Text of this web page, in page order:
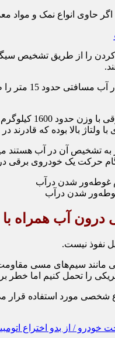
حاوی انواع نمک و مواد
کردن را از طریق تشخیص
جریان‏‌های
برای به حرکت
در سقف کارآیی 800 ولت برق با شدت
به تشخیص آن در آب هستند
حرکت یک خودروی برقی
شدن درآب
درون آب همراه
نفوذ نیست.
مانند سیم‏‌های مسی
را تحمل کنیم اما خطر
/ از بدو اختراع